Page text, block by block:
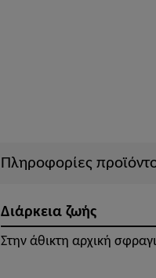
Πληροφορίες
Διάρκεια ζωής
Στην άθικτη αρχική